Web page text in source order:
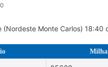
(Nordeste Monte Carlos) 18:40